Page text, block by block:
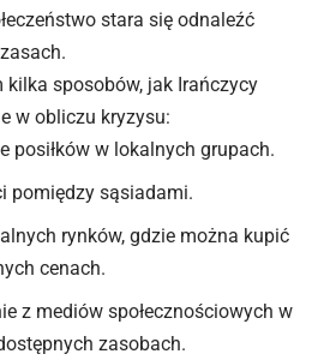
stara się odnaleźć
kilka sposobów, jak Irańczycy
w obliczu kryzysu:
posiłków w lokalnych grupach.
pomiędzy sąsiadami.
rynków, gdzie można kupić
cenach.
z mediów społecznościowych w
zasobach.